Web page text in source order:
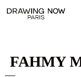
Aller
au
FAHMY